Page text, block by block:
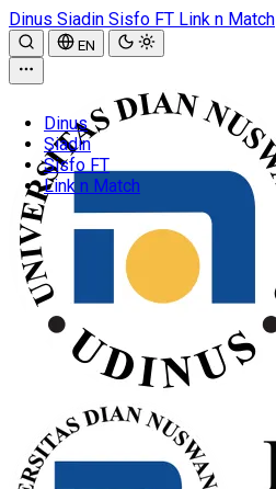
Dinus Siadin Sisfo FT Link n Match
EN
Dinus
Siadin
Sisfo FT
Link n Match